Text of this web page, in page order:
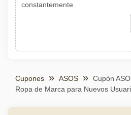
constantemente
Cupones ASOS
Cupón
Ropa de Marca para Nuevos